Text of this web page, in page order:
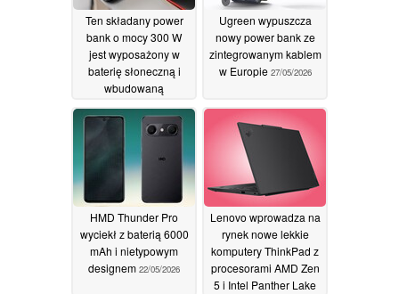
Ten składany power
bank o mocy 300 W
jest wyposażony w
baterię słoneczną i
wbudowaną
ładowarkę31/05/2026
Ugreen wypuszcza
nowy power bank ze
zintegrowanym kablem
w Europie 27/05/2026
HMD Thunder Pro
wyciekł z baterią 6000
mAh i nietypowym
designem 22/05/2026
Lenovo wprowadza na
rynek nowe lekkie
komputery ThinkPad z
procesorami AMD Zen
5 i Intel Panther Lake